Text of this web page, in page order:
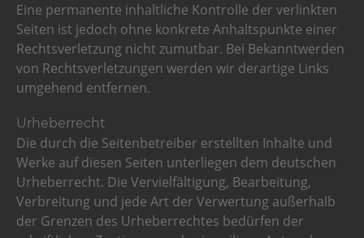
Eine permanente inhaltliche Kontrolle der verlinkten
Seiten ist jedoch ohne konkrete Anhaltspunkte einer
Rechtsverletzung nicht zumutbar. Bei Bekanntwerden
von Rechtsverletzungen werden wir derartige Links
umgehend entfernen.
Urheberrecht
Die durch die Seitenbetreiber erstellten Inhalte und
Werke auf diesen Seiten unterliegen dem deutschen
Urheberrecht. Die Vervielfältigung, Bearbeitung,
Verbreitung und jede Art der Verwertung außerhalb
der Grenzen des Urheberrechtes bedürfen der